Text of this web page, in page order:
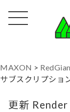
MAXON >
サブスクリプショ
更新